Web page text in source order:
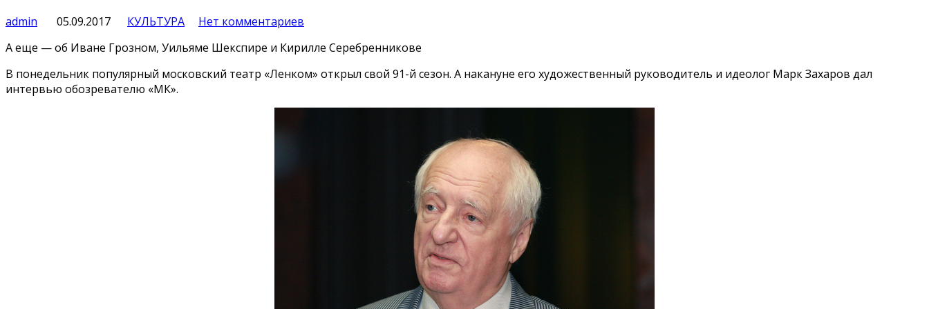
admin
05.09.2017 КУЛЬТУРА
Нет комментариев
А еще — об Иване Грозном, Уильяме Шекспире и Кирилле Серебренникове
В понедельник популярный московский театр «Ленком» открыл свой 91-й сезон. А накануне его художественный руководитель и идеолог Марк Захаров дал
интервью обозревателю «МК».